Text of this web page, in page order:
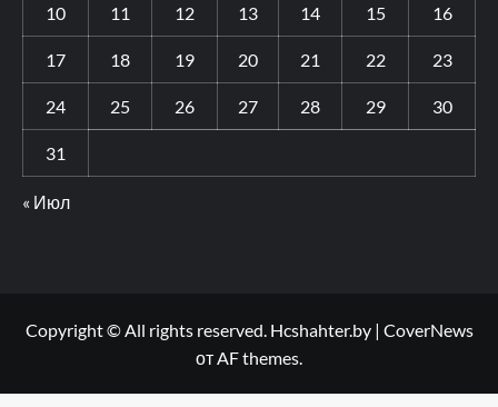
10 11 12 13 14 15 16
17 18 19 20 21 22 23
24 25 26 27 28 29 30
31
« Июл
Copyright © All rights reserved. Hcshahter.by | CoverNews
от AF themes.